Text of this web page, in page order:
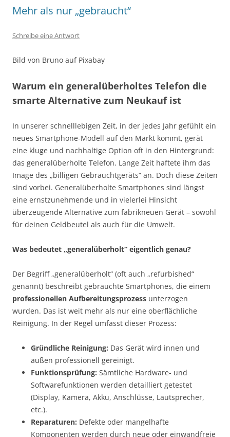
Mehr als nur „gebraucht“
Schreibe eine Antwort
Bild von Bruno auf Pixabay
Warum ein generalüberholtes Telefon die
smarte Alternative zum Neukauf ist
In unserer schnelllebigen Zeit, in der jedes Jahr gefühlt ein
neues Smartphone-Modell auf den Markt kommt, gerät
eine kluge und nachhaltige Option oft in den Hintergrund:
das generalüberholte Telefon. Lange Zeit haftete ihm das
Image des „billigen Gebrauchtgeräts“ an. Doch diese Zeiten
sind vorbei. Generalüberholte Smartphones sind längst
eine ernstzunehmende und in vielerlei Hinsicht
überzeugende Alternative zum fabrikneuen Gerät – sowohl
für deinen Geldbeutel als auch für die Umwelt.
Was bedeutet „generalüberholt“ eigentlich genau?
Der Begriff „generalüberholt“ (oft auch „refurbished“
genannt) beschreibt gebrauchte Smartphones, die einem
professionellen Aufbereitungsprozess unterzogen
wurden. Das ist weit mehr als nur eine oberflächliche
Reinigung. In der Regel umfasst dieser Prozess:
Gründliche Reinigung: Das Gerät wird innen und
außen professionell gereinigt.
Funktionsprüfung: Sämtliche Hardware- und
Softwarefunktionen werden detailliert getestet
(Display, Kamera, Akku, Anschlüsse, Lautsprecher,
etc.).
Reparaturen: Defekte oder mangelhafte
Komponenten werden durch neue oder einwandfreie